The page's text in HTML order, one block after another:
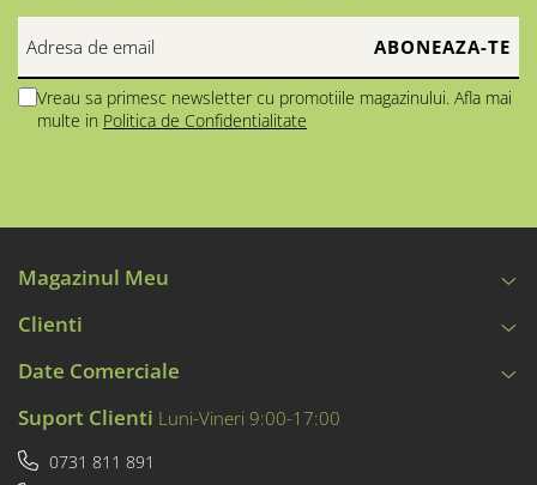
Vreau sa primesc newsletter cu promotiile magazinului. Afla mai
multe in Politica de Confidentialitate
Magazinul Meu
Clienti
Date Comerciale
Suport Clienti Luni-Vineri 9:00-17:00
0731 811 891